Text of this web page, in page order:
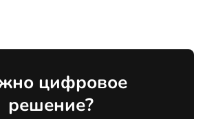
цифровое
решение?